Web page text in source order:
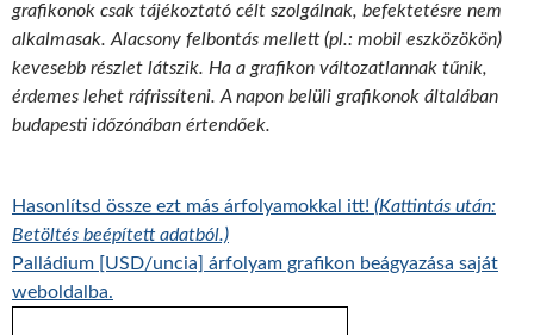
grafikonok csak tájékoztató célt szolgálnak, befektetésre nem
alkalmasak. Alacsony felbontás mellett (pl.: mobil eszközökön)
kevesebb részlet látszik. Ha a grafikon változatlannak tűnik,
érdemes lehet ráfrissíteni. A napon belüli grafikonok általában
budapesti időzónában értendőek.
Hasonlítsd össze ezt más árfolyamokkal itt! (Kattintás után:
Betöltés beépített adatból.)
Palládium [USD/uncia] árfolyam grafikon beágyazása saját
weboldalba.